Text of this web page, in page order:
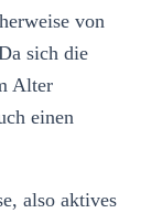
von
sich die
Alter
einen
also aktives